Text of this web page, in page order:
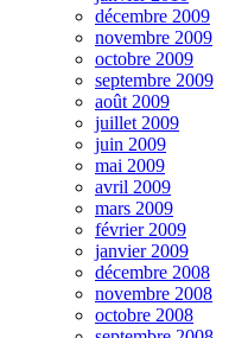
décembre 2009
novembre 2009
octobre 2009
septembre 2009
août 2009
juillet 2009
juin 2009
mai 2009
avril 2009
mars 2009
février 2009
janvier 2009
décembre 2008
novembre 2008
octobre 2008